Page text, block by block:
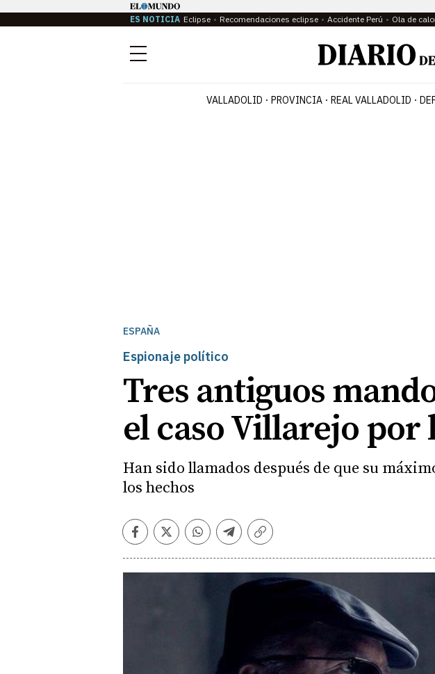
ES NOTICIA Eclipse Recomendaciones eclipse Accidente Perú Ola de
Menú
VALLADOLID PROVINCIA REAL VALLADOLID
ESPAÑA
Espionaje político
Tres antiguos
el caso Villarejo
Han sido llamados después de que su
los hechos
Facebook
TwitterWhatsapp
Telegram
Copiar